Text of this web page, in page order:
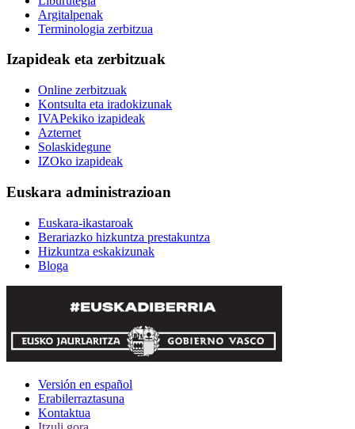
Argitalpenak
Terminologia zerbitzua
Izapideak eta zerbitzuak
Online zerbitzuak
Kontsulta eta iradokizunak
IVAPekiko izapideak
Azternet
Solaskidegune
IZOko izapideak
Euskara administrazioan
Euskara-ikastaroak
Berariazko hizkuntza prestakuntza
Hizkuntza eskakizunak
Bloga
Versión en español
Erabilerraztasuna
Kontaktua